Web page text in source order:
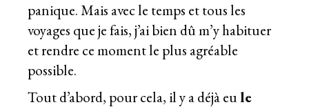
panique. Mais avec le temps et tous les
voyages que je fais, j’ai bien dû m’y habituer
et rendre ce moment le plus agréable
possible.
Tout d’abord, pour cela, il y a déjà eule